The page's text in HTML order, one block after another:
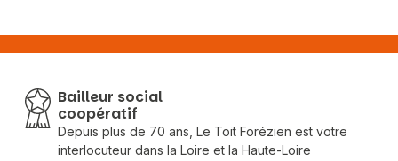
Bailleur social
coopératif
Depuis plus de 70 ans, Le Toit Forézien est votre
interlocuteur dans la Loire et la Haute-Loire